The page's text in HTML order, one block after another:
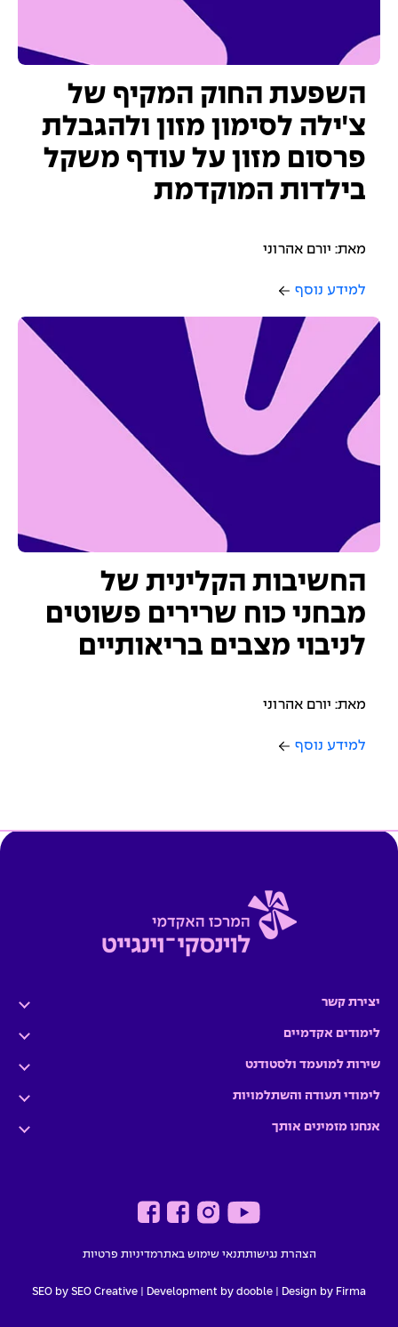
השפעת החוק המקיף של
צ'ילה לסימון מזון ולהגבלת
פרסום מזון על עודף משקל
בילדות המוקדמת
מאת: יורם אהרוני
למידע נוסף
החשיבות הקלינית של
מבחני כוח שרירים פשוטים
לניבוי מצבים בריאותיים
מאת: יורם אהרוני
למידע נוסף
יצירת קשר
לימודים אקדמיים
שירות למועמד ולסטודנט
לימודי תעודה והשתלמויות
אנחנו מזמינים אותך
הצהרת נגישותתנאי שימוש באתרמדיניות פרטיות
Design by Firma |
Development by dooble
SEO by SEO Creative